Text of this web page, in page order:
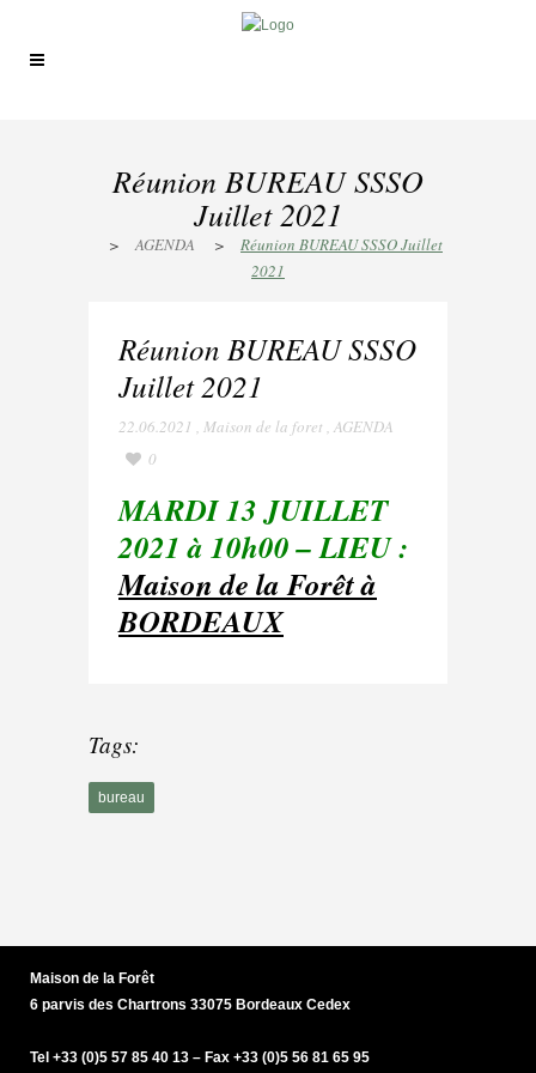
Réunion BUREAU SSSO
Juillet 2021
> AGENDA >
Réunion BUREAU SSSO Juillet
2021
Réunion BUREAU SSSO
Juillet 2021
22.06.2021 , Maison de la foret , AGENDA
0
MARDI 13 JUILLET
2021 à 10h00– LIEU :
Maison de la Forêt à
BORDEAUX
Tags:
bureau
Maison de la Forêt
6 parvis des Chartrons 33075 Bordeaux Cedex
Tel +33 (0)5 57 85 40 13 – Fax +33 (0)5 56 81 65 95